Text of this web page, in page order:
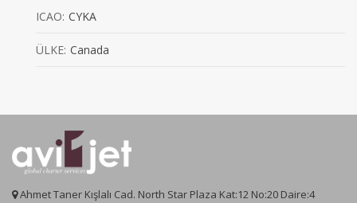
ICAO: CYKA
ÜLKE: Canada
Ahmet Taner Kışlalı Cad. North Star Plaza Kat:12 No:20 Daire:4